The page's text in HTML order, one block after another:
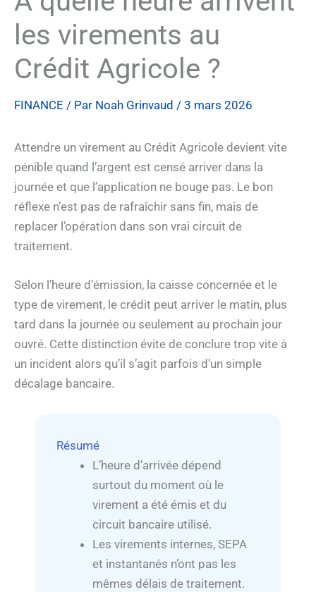
les virements au
Crédit Agricole ?
FINANCE / Par Noah Grinvaud / 3 mars 2026
Attendre un virement au Crédit Agricole devient vite
pénible quand l’argent est censé arriver dans la
journée et que l’application ne bouge pas. Le bon
réflexe n’est pas de rafraîchir sans fin, mais de
replacer l’opération dans son vrai circuit de
traitement.
Selon l’heure d’émission, la caisse concernée et le
type de virement, le crédit peut arriver le matin, plus
tard dans la journée ou seulement au prochain jour
ouvré. Cette distinction évite de conclure trop vite à
un incident alors qu’il s’agit parfois d’un simple
décalage bancaire.
Résumé
L’heure d’arrivée dépend
surtout du moment où le
virement a été émis et du
circuit bancaire utilisé.
Les virements internes, SEPA
et instantanés n’ont pas les
mêmes délais de traitement.